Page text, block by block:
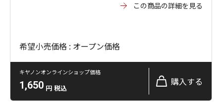
この商品の詳細を見る
希望小売価格 : オープン価格
キヤノンオンラインショップ価格
1,650 円 税込
購入する